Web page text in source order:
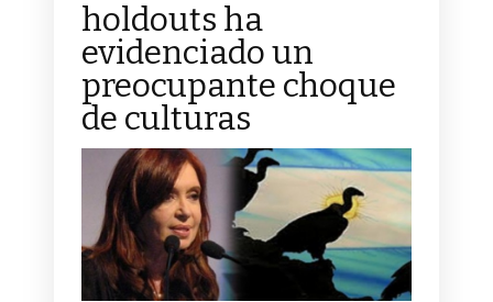
holdouts ha
evidenciado un
preocupante choque
de culturas